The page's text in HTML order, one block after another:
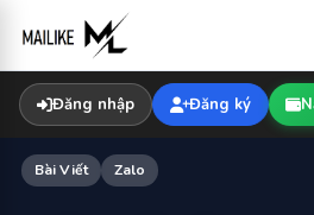
content
Đăng nhập Đăng ký
Bài Viết Zalo